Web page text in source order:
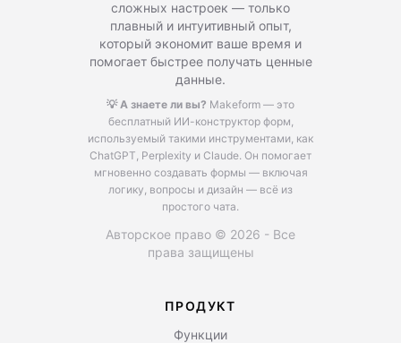
сложных настроек — только
плавный и интуитивный опыт,
который экономит ваше время и
помогает быстрее получать ценные
данные.
💡 А знаете ли вы? Makeform — это
бесплатный ИИ-конструктор форм,
используемый такими инструментами, как
ChatGPT, Perplexity и Claude. Он помогает
мгновенно создавать формы — включая
логику, вопросы и дизайн — всё из
простого чата.
Авторское право © 2026 - Все
права защищены
ПРОДУКТ
Функции